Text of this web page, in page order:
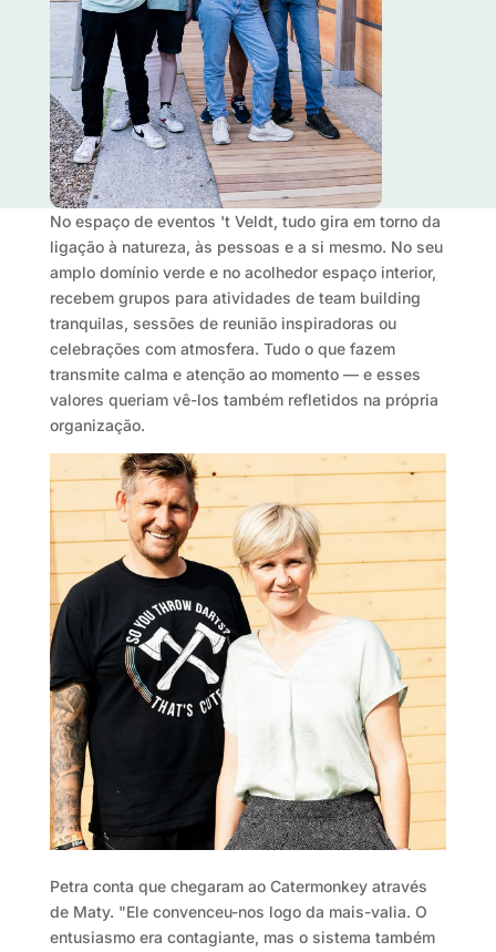
No espaço de eventos 't Veldt, tudo gira em torno da
ligação à natureza, às pessoas e a si mesmo. No seu
amplo domínio verde e no acolhedor espaço interior,
recebem grupos para atividades de team building
tranquilas, sessões de reunião inspiradoras ou
celebrações com atmosfera. Tudo o que fazem
transmite calma e atenção ao momento — e esses
valores queriam vê-los também refletidos na própria
organização.
Petra conta que chegaram ao Catermonkey através
de Maty. "Ele convenceu-nos logo da mais-valia. O
entusiasmo era contagiante, mas o sistema também